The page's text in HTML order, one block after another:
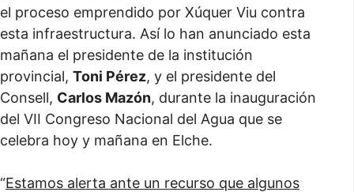
el proceso emprendido por Xúquer Viu contra
esta infraestructura. Así lo han anunciado esta
mañana el presidente de la institución
provincial, Toni Pérez, y el presidente del
Consell, Carlos Mazón, durante la inauguración
del VII Congreso Nacional del Agua que se
celebra hoy y mañana en Elche.
“Estamos alerta ante un recurso que algunos